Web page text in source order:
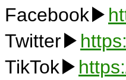
Facebook▶
Twitter▶
TikTok▶